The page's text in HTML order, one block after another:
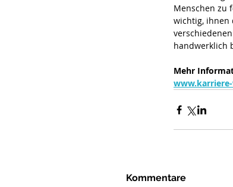
Menschen zu
wichtig, ihnen
handwerklich
Mehr
Kommentare